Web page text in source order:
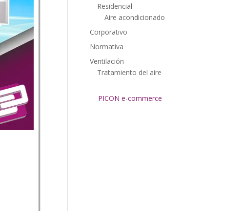
Residencial
Aire acondicionado
Corporativo
Normativa
Ventilación
Tratamiento del aire
PICON e-commerce